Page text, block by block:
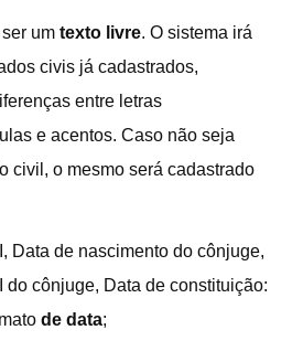
um texto livre. O sistema irá
civis já cadastrados,
entre letras
e acentos. Caso não seja
civil, o mesmo será cadastrado
Data de nascimento do cônjuge,
do cônjuge, Data de constituição:
de data;